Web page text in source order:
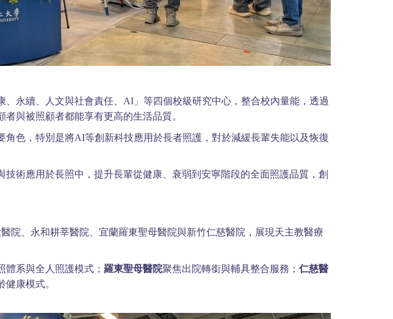
永續、人文與社會責任、AI」等四個校級研究中心，整合校內量能，透過
與被照顧者都能享有更高的生活品質。
色，特別是將AI等創新科技應用於長者照護，對於減緩長輩失能以及恢復
術應用於長照中，提升長輩從健康、衰弱到安寧階段的全面照護品質，創
院、永和耕莘醫院、宜蘭羅東聖母醫院與新竹仁慈醫院，展現天主教醫療
體系與全人照護模式； 羅東聖母醫院聚焦出院轉銜與輔具整合服務； 仁慈醫
康模式。